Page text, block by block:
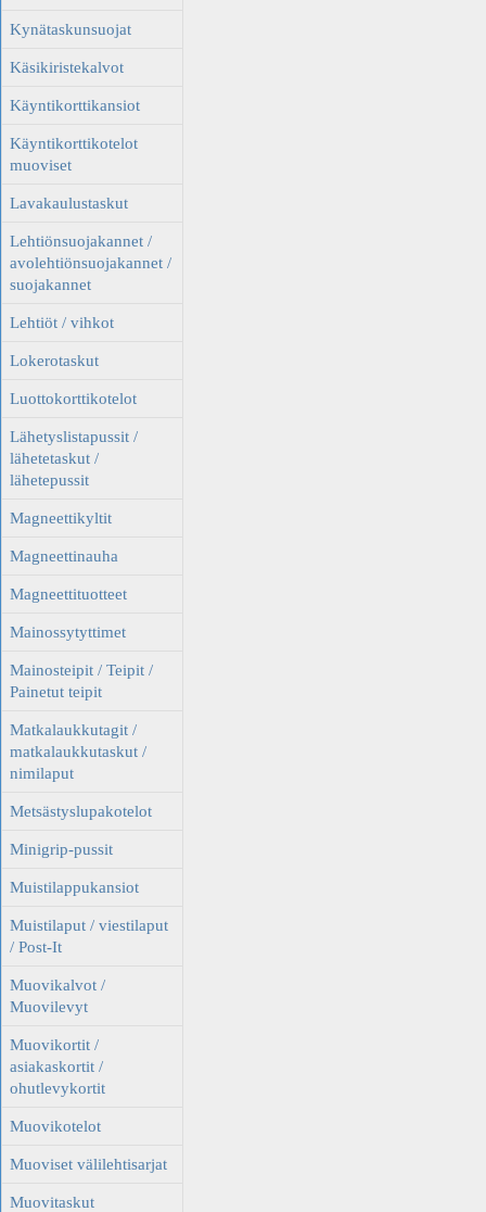
Kynätaskunsuojat
Käsikiristekalvot
Käyntikorttikansiot
Käyntikorttikotelot
muoviset
Lavakaulustaskut
Lehtiönsuojakannet /
avolehtiönsuojakannet /
suojakannet
Lehtiöt / vihkot
Lokerotaskut
Luottokorttikotelot
Lähetyslistapussit /
lähetetaskut /
lähetepussit
Magneettikyltit
Magneettinauha
Magneettituotteet
Mainossytyttimet
Mainosteipit / Teipit /
Painetut teipit
Matkalaukkutagit /
matkalaukkutaskut /
nimilaput
Metsästyslupakotelot
Minigrip-pussit
Muistilappukansiot
Muistilaput / viestilaput
/ Post-It
Muovikalvot /
Muovilevyt
Muovikortit /
asiakaskortit /
ohutlevykortit
Muovikotelot
Muoviset välilehtisarjat
Muovitaskut